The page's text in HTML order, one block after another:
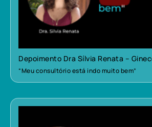
Depoimento Dra Sílvia Renata –
“Meu consultório está indo muito bem”